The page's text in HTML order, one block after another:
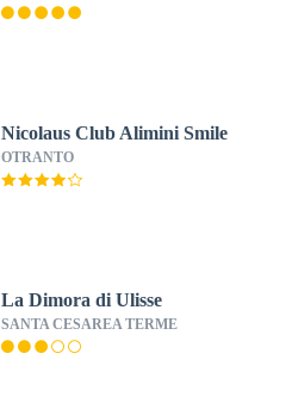
Nicolaus Club Alimini Smile
OTRANTO
La Dimora di Ulisse
SANTA CESAREA TERME